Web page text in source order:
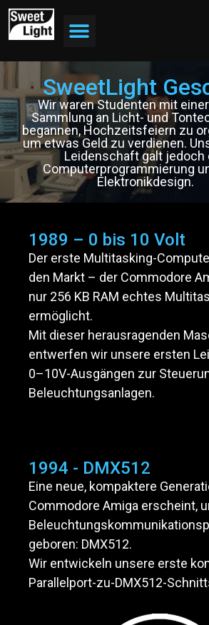
SweetLight
Wir waren Studenten mit
Sammlung an Licht- und
begannen, Hochzeitsfeiern zu
um etwas Geld zu verdienen.
Leidenschaft galt jedoch
Computerprogrammierung
Elektronikdesign.
1989 – 0 bis 10 Volt
Der erste Multitasking-
den Markt – der Commodore
nur 256 KB RAM echtes
ermöglicht.
Mit dieser herausragenden
entwerfen wir unsere ersten
0–10V-Ausgängen zur
Beleuchtungsanlagen.
1994 - DMX512
Eine neue, kompaktere
Commodore Amiga erscheint,
geboren: DMX512.
Wir entwickeln unsere erste
Parallelport-zu-DMX512-